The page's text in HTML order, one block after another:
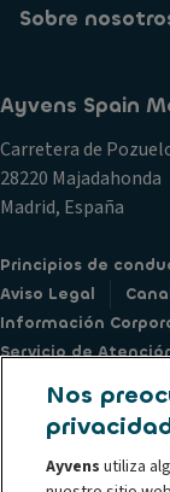
Sobre
Ayvens Spain
Carretera de
28220 Majadahonda
Madrid, España
Principios de
Aviso Legal
Información
Servicio de
Nos
Ayvens utiliza